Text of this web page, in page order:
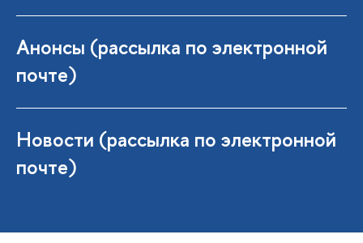
Анонсы (рассылка по электронной
почте)
Новости (рассылка по электронной
почте)